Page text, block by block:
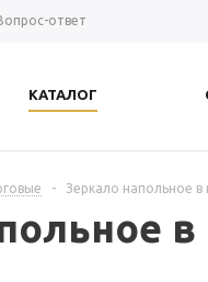
ответ
КАТАЛОГ
- Зеркало напольное